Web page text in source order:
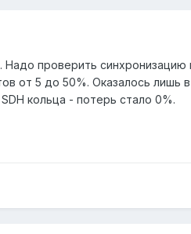
проверить синхронизацию
от 5 до 50%. Оказалось лишь
кольца - потерь стало 0%.